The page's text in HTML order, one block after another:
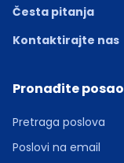
Česta pitanja
Kontaktirajte nas
Pronađite posao
Pretraga poslova
Poslovi na email